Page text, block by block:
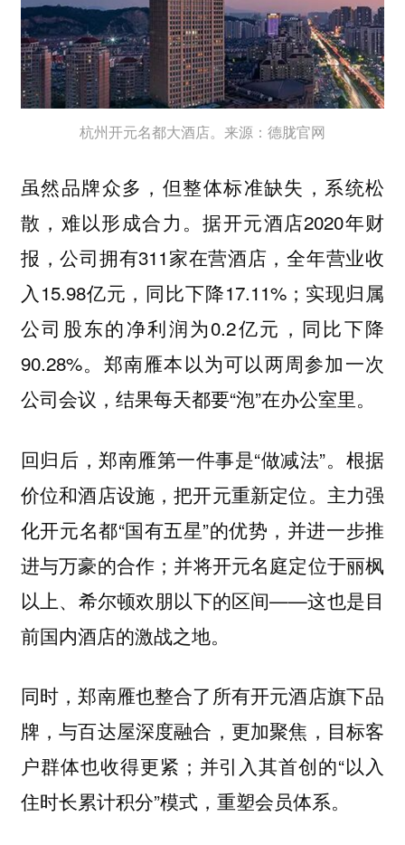
杭州开元名都大酒店。来源：德胧官网
虽然品牌众多，但整体标准缺失，系统松
散，难以形成合力。据开元酒店2020年财
报，公司拥有311家在营酒店，全年营业收
入15.98亿元，同比下降17.11%；实现归属
公司股东的净利润为0.2亿元，同比下降
90.28%。郑南雁本以为可以两周参加一次
公司会议，结果每天都要“泡”在办公室里。
回归后，郑南雁第一件事是“做减法”。根据
价位和酒店设施，把开元重新定位。主力强
化开元名都“国有五星”的优势，并进一步推
进与万豪的合作；并将开元名庭定位于丽枫
以上、希尔顿欢朋以下的区间——这也是目
前国内酒店的激战之地。
同时，郑南雁也整合了所有开元酒店旗下品
牌，与百达屋深度融合，更加聚焦，目标客
户群体也收得更紧；并引入其首创的“以入
住时长累计积分”模式，重塑会员体系。